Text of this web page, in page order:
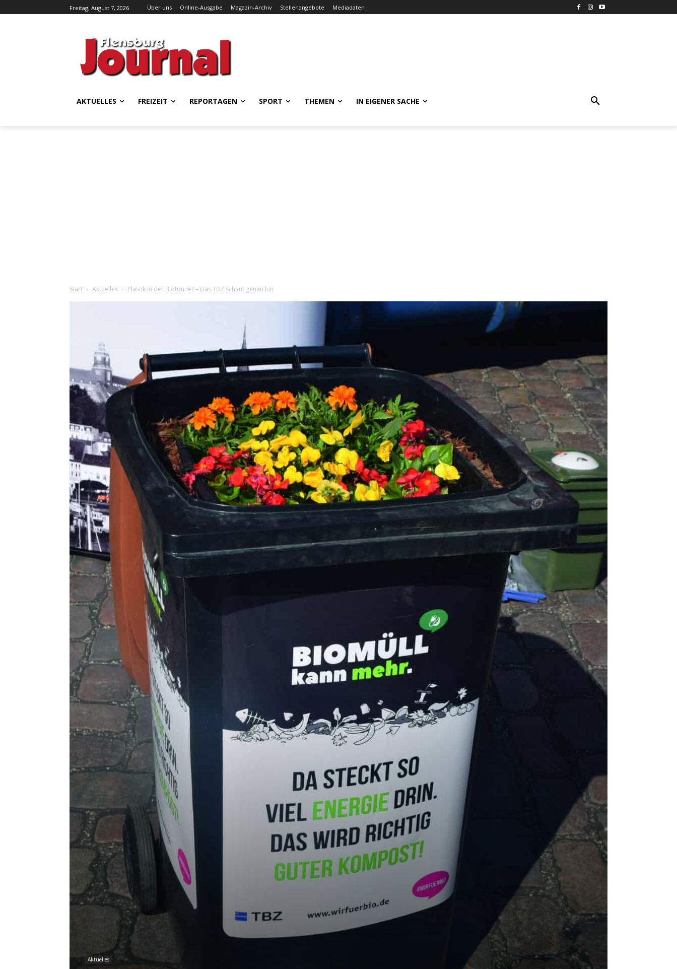
Freitag, August 7, 2026 Über uns Online-Ausgabe Magazin-Archiv Stellenangebote Mediadaten
AKTUELLES FREIZEIT REPORTAGEN SPORT THEMEN IN EIGENER SACHE
Start Aktuelles Plastik in der Biotonne? – Das TBZ schaut genau hin
Aktuelles